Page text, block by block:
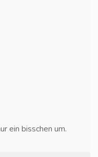
ein bisschen um.